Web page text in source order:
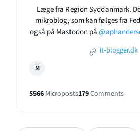
Læge fra Region Syddanmark.
mikroblog, som kan følges fra
også på Mastodon på
it-blogger.dk
M
5566 Microposts179Comments